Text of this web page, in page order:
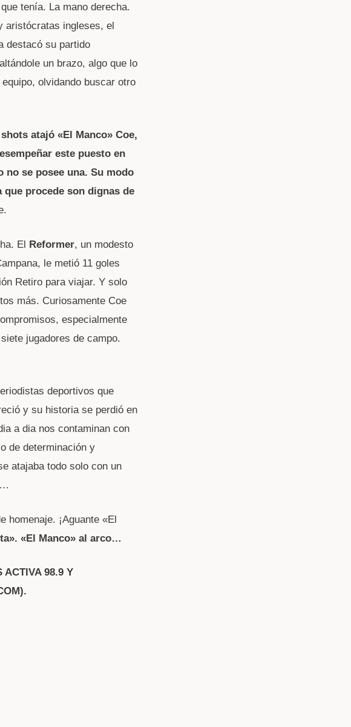
tenía. La mano derecha.
aristócratas ingleses, el
destacó su partido
un brazo, algo que lo
olvidando buscar otro
atajó «El Manco» Coe,
este puesto en
no se posee una. Su modo
procede son dignas de
El Reformer, un modesto
le metió 11 goles
Retiro para viajar. Y solo
más. Curiosamente Coe
especialmente
jugadores de campo.
deportivos que
y su historia se perdió en
a dia nos contaminan con
de determinación y
atajaba todo solo con un
homenaje. ¡Aguante «El
«El Manco» al arco…
ACTIVA 98.9 Y